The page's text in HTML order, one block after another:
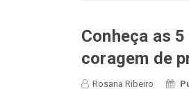
Conheça as
coragem de
Rosana Ribeiro